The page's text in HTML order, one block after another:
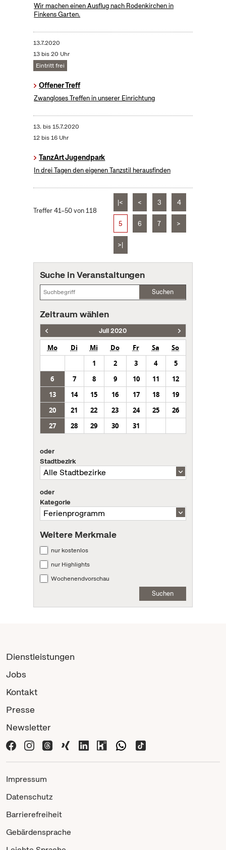
Wir machen einen Ausflug nach Rodenkirchen in
Finkens Garten.
13.7.2020
13 bis 20 Uhr
Eintritt frei
Offener Treff
Zwangloses Treffen in unserer Einrichtung
13. bis15.7.2020
12 bis 16 Uhr
TanzArt Jugendpark
In drei Tagen den eigenen Tanzstil herausfinden
Treffer 41–50 von 118
|< < 3 4
5 6 7 >
>|
Suche in Veranstaltungen
Suchen
Zeitraum wählen
Juli 2020
Mo Di Mi Do Fr Sa
So
1
2 3 4
5
6
7 8 9 10 11
12
13
14 15 16 17 18
19
20
21 22 23 24 25
26
27
28 29 30 31
oder
Stadtbezirk
oder
Kategorie
Weitere Merkmale
nur kostenlos
nur Highlights
Wochenendvorschau
Suchen
Dienstleistungen
Jobs
Kontakt
Presse
Newsletter
Impressum
Datenschutz
Barrierefreiheit
Gebärdensprache